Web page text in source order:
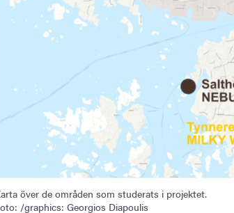
över de områden som studerats i projektet.
/graphics: Georgios Diapoulis